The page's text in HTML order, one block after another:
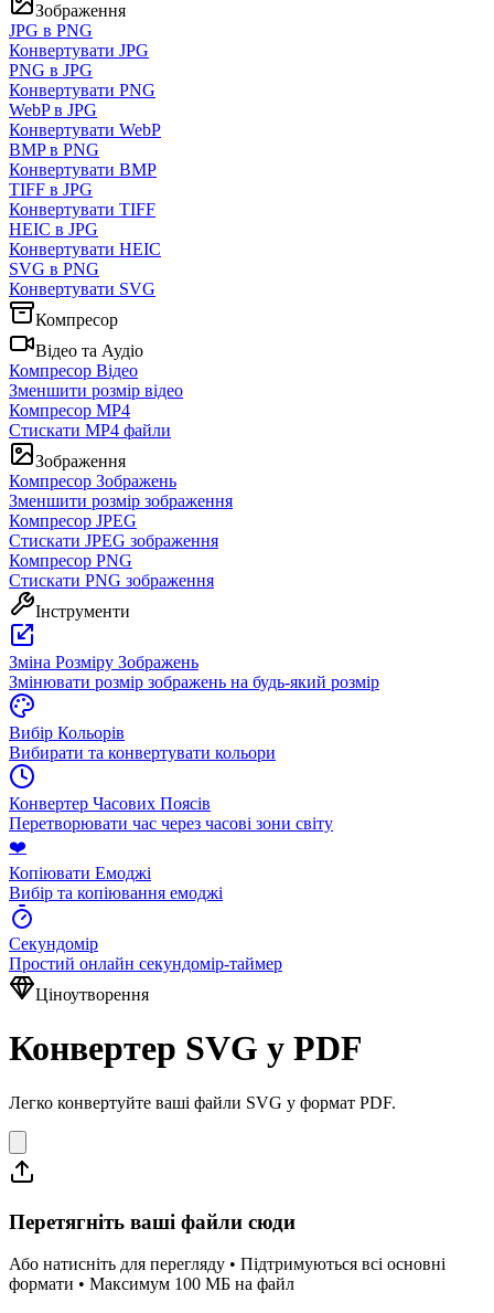
Зображення
JPG в PNG
Конвертувати JPG
PNG в JPG
Конвертувати PNG
WebP в JPG
Конвертувати WebP
BMP в PNG
Конвертувати BMP
TIFF в JPG
Конвертувати TIFF
HEIC в JPG
Конвертувати HEIC
SVG в PNG
Конвертувати SVG
Компресор
Відео та Аудіо
Компресор Відео
Зменшити розмір відео
Компресор MP4
Стискати MP4 файли
Зображення
Компресор Зображень
Зменшити розмір зображення
Компресор JPEG
Стискати JPEG зображення
Компресор PNG
Стискати PNG зображення
Інструменти
Зміна Розміру Зображень
Змінювати розмір зображень на будь-який розмір
Вибір Кольорів
Вибирати та конвертувати кольори
Конвертер Часових Поясів
Перетворювати час через часові зони світу
❤️
Копіювати Емоджі
Вибір та копіювання емоджі
Секундомір
Простий онлайн секундомір-таймер
Ціноутворення
Конвертер SVG у PDF
Легко конвертуйте ваші файли SVG у формат PDF.
Перетягніть ваші файли сюди
Або натисніть для перегляду • Підтримуються всі основні
формати • Максимум 100 МБ на файл